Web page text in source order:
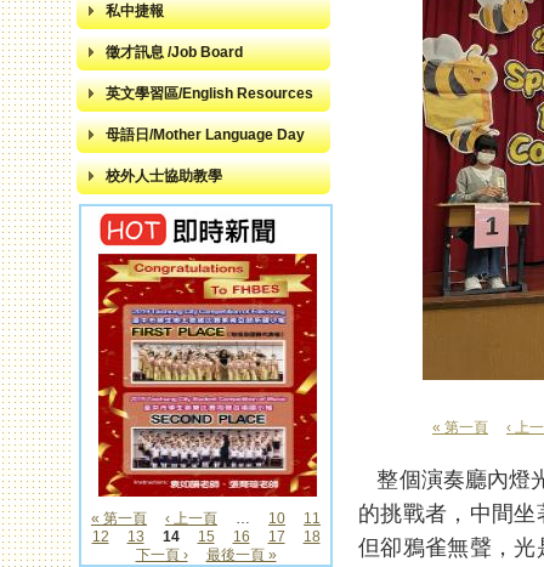
私中捷報
徵才訊息 /Job Board
英文學習區/English Resources
母語日/Mother Language Day
校外人士協助教學
頁面
« 第一頁 ‹ 上一頁 … 10
11
12
13 14 15 16 17
18
下一頁 ›
最後一頁 »
頁面
« 第一頁 ‹ 上
整個演奏廳內燈
的挑戰者，中間
但卻鴉雀無聲，